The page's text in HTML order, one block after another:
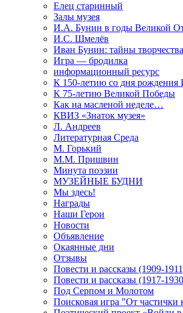
Елец старинный
Залы музея
И.А. Бунин в годы Великой
И.С. Шмелёв
Иван Бунин: тайны
Игра — бродилка
информационный ресурс
К 150-летию со дня
К 75-летию Великой Победы
Как на масленой неделе…
КВИЗ «Знаток музея»
Л. Андреев
Литературная Среда
М. Горький
М.М. Пришвин
Минута поэзии
МУЗЕЙНЫЕ БУДНИ
Мы здесь!
Награды
Наши Герои
Новости
Объявление
Окаянные дни
Отзывы
Повести и рассказы (1909-
Повести и рассказы (1917-
Под Серпом и Молотом
Поисковая игра "От